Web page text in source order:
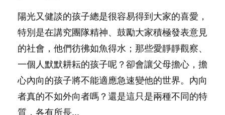
陽光又健談的孩子總是很容易得到大家的喜愛，
特別是在講究團隊精神、鼓勵大家積極發表意見
的社會，他們彷彿如魚得水；那些愛靜靜觀察、
一個人默默耕耘的孩子呢？卻會讓父母擔心，擔
心內向的孩子將不能適應急速變他的世界。內向
者真的不如外向者嗎？還是這只是兩種不同的特
質，各有所長...
很多父母都希望孩子係個「叻仔叻女」，學業別
太差，日常自理井井有條。這樣的孩子是萬中無
一，還是魚與熊掌，不能兼得？...
照顧孩子衣食住行、陪同兒女應對功課測驗，還
要陪玩製造親子時間，尚要處理家中雜項要
務……當父母的，有千百個任務要做。可惜，有
一樣重要至極的，總被遺漏——關注自己的情緒
和心理健康。...
你是不是也曾經以為只要跟相愛的人結婚，就自
然能走到白頭，但生了孩子卻發現事情不如你所
料？ 經營婚姻，不如我們想像的簡單，卻也不
是大家說得那麼難。一起來認識婚姻的真相！...
有人話學多種語言越早開始越好，有人卻說一時
間太多語言，會令孩子感到混淆，到底誰是誰
非？聽聽專家怎樣說，解開語言學習的迷思～...